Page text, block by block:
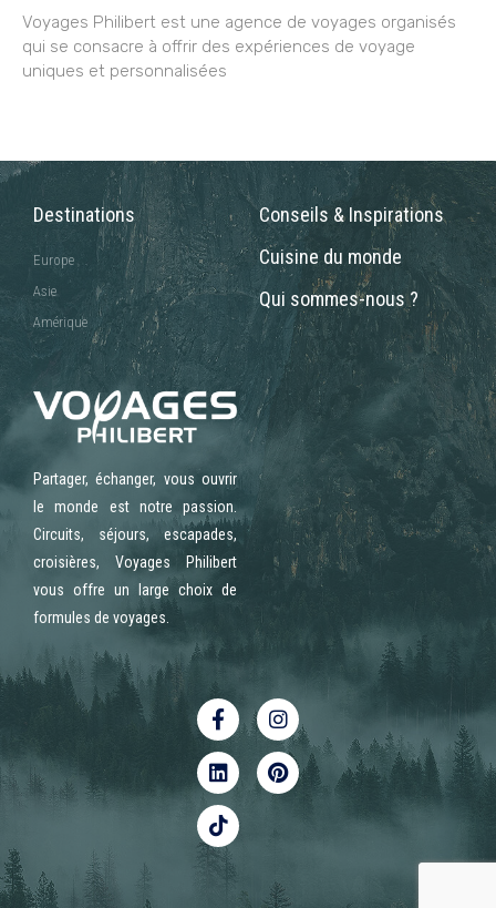
Voyages Philibert est une agence de voyages organisés
qui se consacre à offrir des expériences de voyage
uniques et personnalisées
Destinations
Europe
Asie
Amérique
Conseils & Inspirations
Cuisine du monde
Qui sommes-nous ?
Partager, échanger, vous ouvrir
le monde est notre passion.
Circuits, séjours, escapades,
croisières, Voyages Philibert
vous offre un large choix de
formules de voyages.